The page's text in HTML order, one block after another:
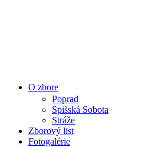
O zbore
Poprad
Spišská Sobota
Stráže
Zborový list
Fotogalérie